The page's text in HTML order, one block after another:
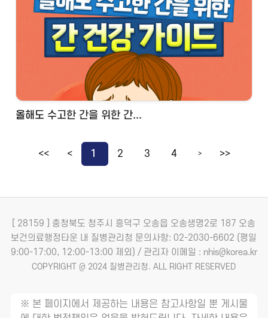
올해도 수고한 간을 위한 간...
<< < 1 2 3 4 > >>
[ 28159 ] 충청북도 청주시 흥덕구 오송읍 오송생명2로 187 오송
보건의료행정타운 내 질병관리청 문의사항: 02-2030-6602 (평일
9:00-17:00, 12:00-13:00 제외) / 관리자 이메일 : nhis@korea.kr
COPYRIGHT @ 2024 질병관리청. ALL RIGHT RESERVED
※ 본 페이지에서 제공하는 내용은 참고사항일 뿐 게시물